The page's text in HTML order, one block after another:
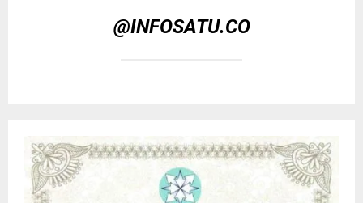
@INFOSATU.CO